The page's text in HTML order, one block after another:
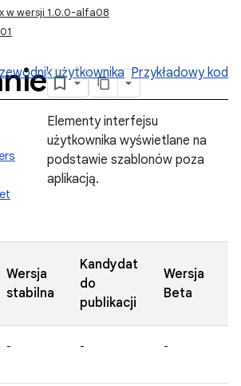
w wersji 1.0.0-alfa08
użytkownika Przykładowy kod
Elementy interfejsu
użytkownika wyświetlane na
podstawie szablonów poza
aplikacją.
Wersja
stabilna
Kandydat
do
publikacji
Wersja
Beta
- - -